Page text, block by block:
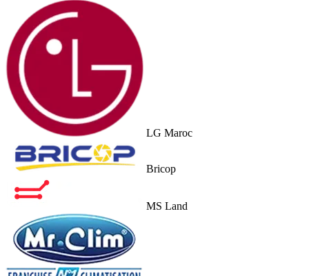
LG Maroc
Bricop
MS Land